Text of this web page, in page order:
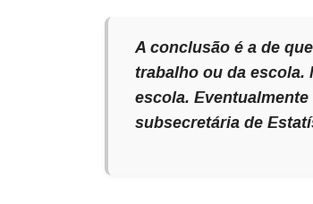
A conclusão é a de
trabalho ou da escola.
escola.
subsecretária de